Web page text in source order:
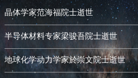
晶体学家范海福院士逝世
半导体材料专家梁骏吾院士逝世
地球化学动力学家於崇文院士逝世